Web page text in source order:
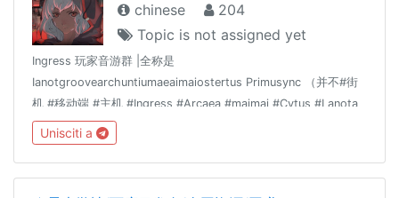
chinese
204
Topic is not assigned yet
Ingress 玩家音游群 |全称是
Ianotgroovearchuntiumaeaimaiostertus Primusync （并不#街
机 #移动端 #主机 #Ingress #Arcaea #maimai #Cytus #Lanota
友情大佬群组 @mug_zh @RhythmGamers
Unisciti a